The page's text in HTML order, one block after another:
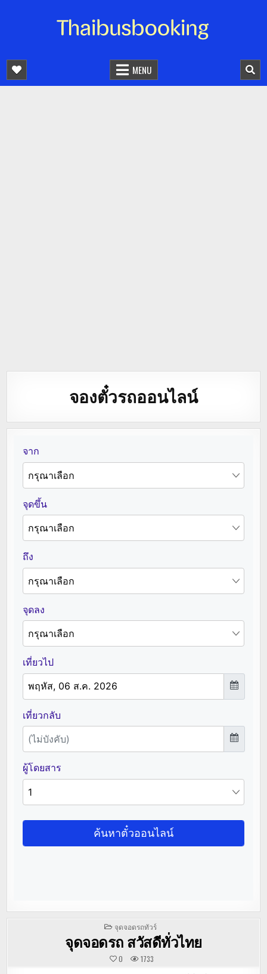
จองตั๋วรถออนไลน์ 24 ชั่วโมง
MENU
จองตั๋วรถออนไลน์
POSTED
IN
จุดจอดรถทัวร์
จุดจอดรถ สวัสดีทั่วไทย
0 1733